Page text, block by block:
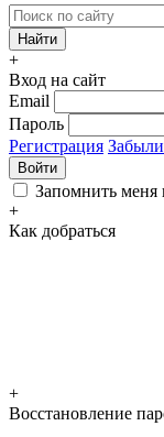
+
Вход на сайт
Email
Пароль
Регистрация
Войти
Запомнить меня
+
Как добраться
+
Восстановление